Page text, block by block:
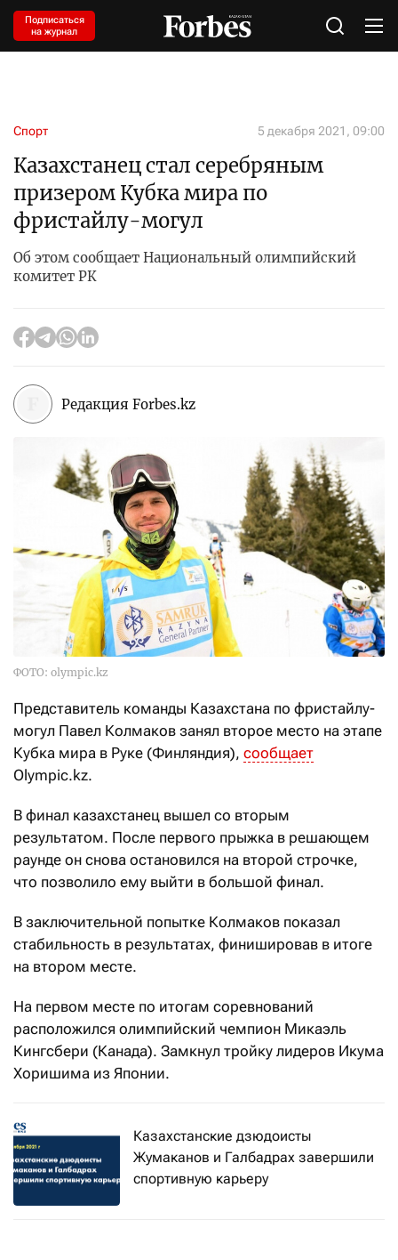
Подписаться
на журнал
Спорт 5 декабря 2021, 09:00
Казахстанец стал серебряным
призером Кубка мира по
фристайлу-могул
Об этом сообщает Национальный олимпийский
комитет РК
Редакция Forbes.kz
ФОТО: olympic.kz
Представитель команды Казахстана по фристайлу-
могул Павел Колмаков занял второе место на этапе
Кубка мира в Руке (Финляндия), сообщает
Olympic.kz.
В финал казахстанец вышел со вторым
результатом. После первого прыжка в решающем
раунде он снова остановился на второй строчке,
что позволило ему выйти в большой финал.
В заключительной попытке Колмаков показал
стабильность в результатах, финишировав в итоге
на втором месте.
На первом месте по итогам соревнований
расположился олимпийский чемпион Микаэль
Кингсбери (Канада). Замкнул тройку лидеров Икума
Хоришима из Японии.
Казахстанские дзюдоисты
Жумаканов и Галбадрах завершили
спортивную карьеру